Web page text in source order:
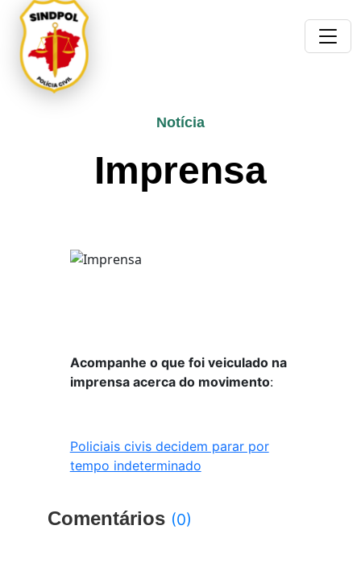
Notícia
Imprensa
Acompanhe o que foi veiculado na
imprensa acerca do movimento:
Policiais civis decidem parar por
tempo indeterminado
Comentários (0)